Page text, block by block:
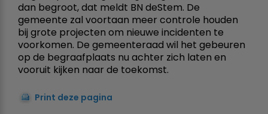
dan begroot, dat meldt BN deStem. De
gemeente zal voortaan meer controle houden
bij grote projecten om nieuwe incidenten te
voorkomen. De gemeenteraad wil het gebeuren
op de begraafplaats nu achter zich laten en
vooruit kijken naar de toekomst.
Print deze pagina